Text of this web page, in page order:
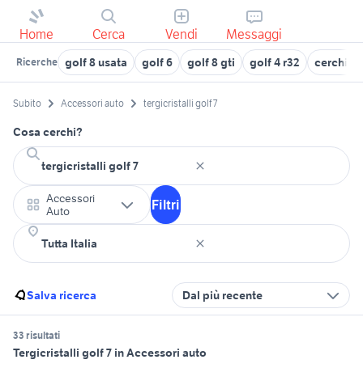
Home Cerca Vendi Messaggi
Ricerche golf 8 usata golf 6 golf 8 gti golf 4 r32 cerchi
Subito Accessori auto tergicristalli golf 7
Cosa cerchi?
Accessori
Auto
Filtri
Salva ricerca Dal più recente
33 risultati
Tergicristalli golf 7 in Accessori auto